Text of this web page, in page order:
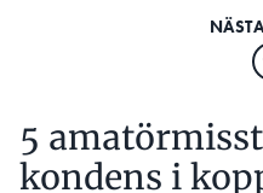
5
kondens i